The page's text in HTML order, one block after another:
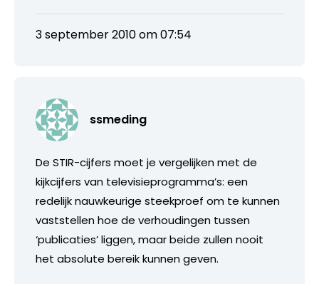
3 september 2010 om 07:54
ssmeding
De STIR-cijfers moet je vergelijken met de
kijkcijfers van televisieprogramma’s: een
redelijk nauwkeurige steekproef om te kunnen
vaststellen hoe de verhoudingen tussen
‘publicaties’ liggen, maar beide zullen nooit
het absolute bereik kunnen geven.